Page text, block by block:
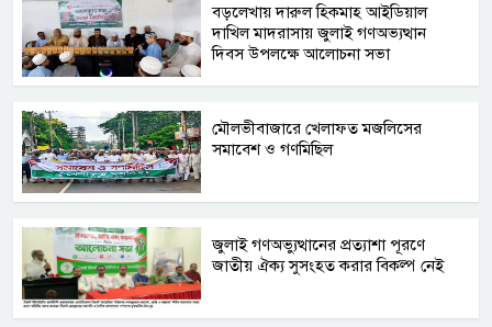
বড়লেখায় দারুল হিকমাহ আইডিয়াল
দাখিল মাদরাসায় জুলাই গণঅভ্যত্থান
দিবস উপলক্ষে আলোচনা সভা
মৌলভীবাজারে খেলাফত মজলিসের
সমাবেশ ও গণমিছিল
জুলাই গণঅভ্যুত্থানের প্রত্যাশা পূরণে
জাতীয় ঐক্য সুসংহত করার বিকল্প নেই